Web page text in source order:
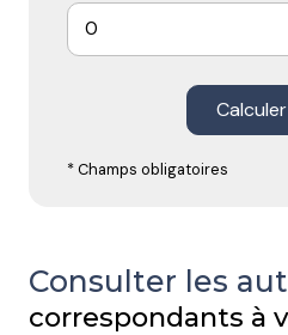
Calculer
* Champs obligatoires
Consulter les
correspondants à